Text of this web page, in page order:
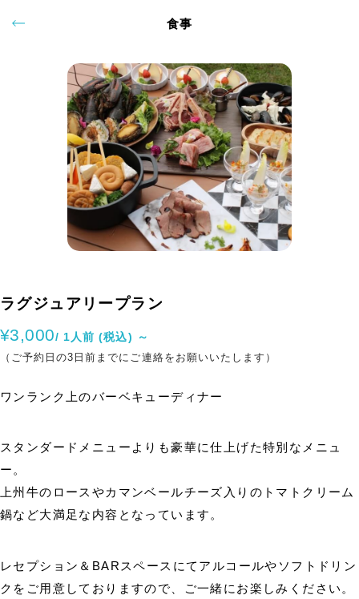
食事
ラグジュアリープラン
¥3,000/ 1人前 (税込) ～
（ご予約日の3日前までにご連絡をお願いいたします）
ワンランク上のバーベキューディナー
スタンダードメニューよりも豪華に仕上げた特別なメニュ
ー。
上州牛のロースやカマンベールチーズ入りのトマトクリーム
鍋など大満足な内容となっています。
レセプション＆BARスペースにてアルコールやソフトドリン
クをご用意しておりますので、ご一緒にお楽しみください。